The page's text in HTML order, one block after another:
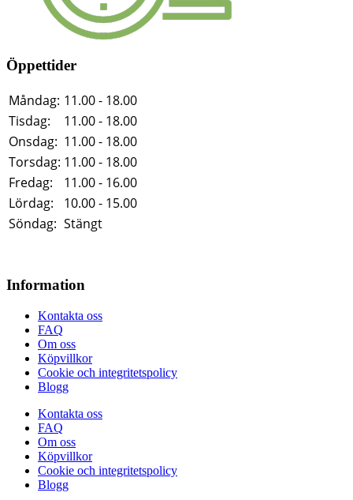
Öppettider
Måndag: 11.00 - 18.00
Tisdag:
11.00 - 18.00
Onsdag: 11.00 - 18.00
Torsdag: 11.00 - 18.00
Fredag:
11.00 - 16.00
Lördag:
10.00 - 15.00
Söndag: Stängt
Information
Kontakta oss
FAQ
Om oss
Köpvillkor
Cookie och integritetspolicy
Blogg
Kontakta oss
FAQ
Om oss
Köpvillkor
Cookie och integritetspolicy
Blogg